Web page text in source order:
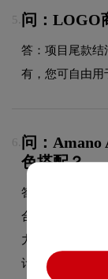
5. 问：LOGO
答：项目尾款结
有，您可自由用
6. 问：Amano
色搭配？
答：Amano
合了其在食品领
力地突出品牌
计美学，又能有